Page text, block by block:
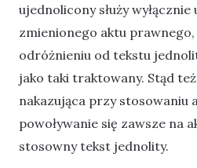
ujednolicony służy
zmienionego aktu prawnego,
odróżnieniu od tekstu
jako taki traktowany. Stąd
nakazująca przy stosowaniu
powoływanie się zawsze na
stosowny tekst jednolity.